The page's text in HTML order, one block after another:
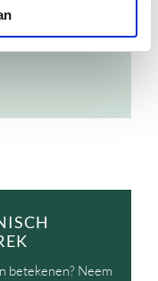
betekenen? Neem